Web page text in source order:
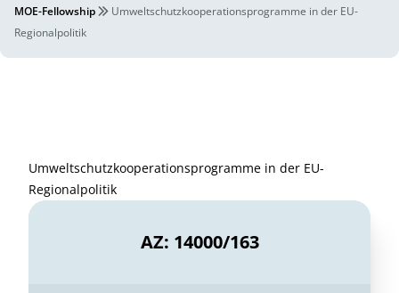
MOE-Fellowship
Umweltschutzkooperationsprogramme in der EU-
Regionalpolitik
Umweltschutzkooperationsprogramme in der EU-
Regionalpolitik
AZ: 14000/163